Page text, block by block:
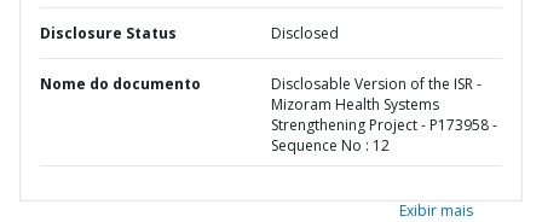
Disclosure Status Disclosed
Nome do documento
Disclosable Version of the ISR -
Mizoram Health Systems
Strengthening Project - P173958 -
Sequence No : 12
Exibir mais